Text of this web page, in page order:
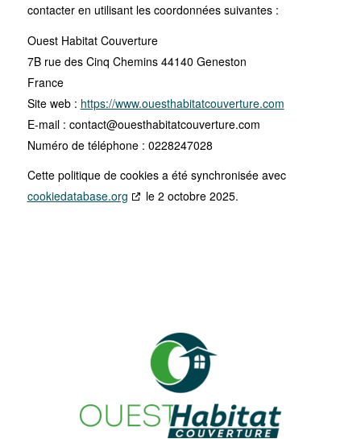
contacter en utilisant les coordonnées suivantes :
Ouest Habitat Couverture
7B rue des Cinq Chemins 44140 Geneston
France
Site web : https://www.ouesthabitatcouverture.com
E-mail : contact@ouesthabitatcouverture.com
Numéro de téléphone : 0228247028
Cette politique de cookies a été synchronisée avec
cookiedatabase.org
le 2 octobre 2025.